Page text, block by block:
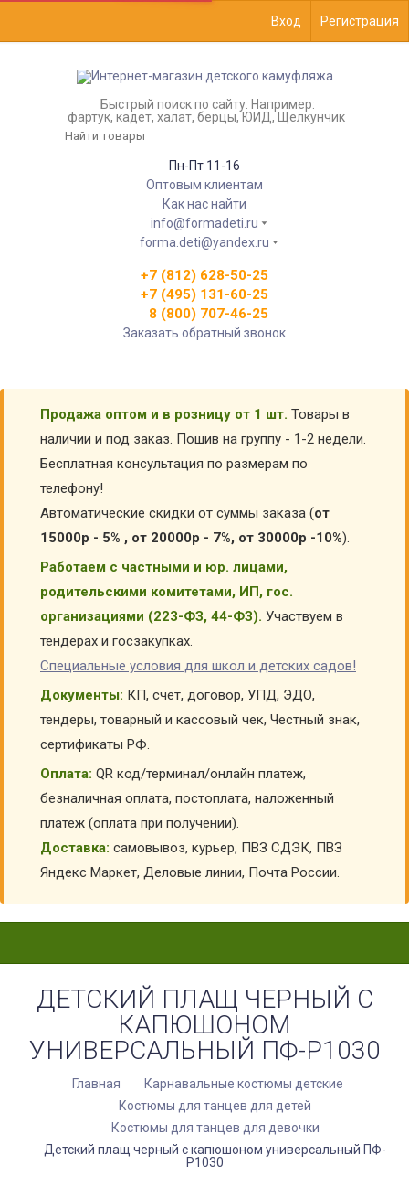
Вход Регистрация
Быстрый поиск по сайту. Например:
фартук, кадет, халат, берцы, ЮИД, Щелкунчик
Пн-Пт 11-16
Оптовым клиентам
Как нас найти
info@formadeti.ru
forma.deti@yandex.ru
+7 (812) 628-50-25
+7 (495) 131-60-25
8 (800) 707-46-25
Заказать обратный звонок
Продажа оптом и в розницу от 1 шт. Товары в
наличии и под заказ. Пошив на группу - 1-2 недели.
Бесплатная консультация по размерам по
телефону!
Автоматические скидки от суммы заказа (от
15000р - 5% , от 20000р - 7%, от 30000р -10%).
Работаем с частными и юр. лицами,
родительскими комитетами, ИП, гос.
организациями (223-ФЗ, 44-ФЗ). Участвуем в
тендерах и госзакупках.
Специальные условия для школ и детских садов!
Документы: КП, счет, договор, УПД, ЭДО,
тендеры, товарный и кассовый чек, Честный знак,
сертификаты РФ.
Оплата: QR код/терминал/онлайн платеж,
безналичная оплата, постоплата, наложенный
платеж (оплата при получении).
Доставка: самовывоз, курьер, ПВЗ СДЭК, ПВЗ
Яндекс Маркет, Деловые линии, Почта России.
ДЕТСКИЙ ПЛАЩ ЧЕРНЫЙ С
КАПЮШОНОМ
УНИВЕРСАЛЬНЫЙ ПФ-P1030
Главная
Карнавальные костюмы детские
Костюмы для танцев для детей
Костюмы для танцев для девочки
Детский плащ черный с капюшоном универсальный ПФ-
P1030